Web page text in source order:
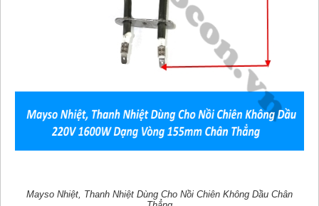
Mayso Nhiệt, Thanh Nhiệt Dùng Cho Nồi Chiên Không Dầu Chân